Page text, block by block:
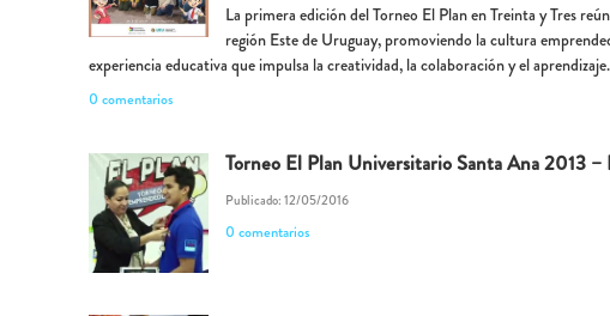
La primera edición del Torneo El Plan en Treinta y Tres
región Este de Uruguay, promoviendo la cultura
experiencia educativa que impulsa la creatividad, la colaboración y el aprendizaje.
0 comentarios
Torneo El Plan Universitario Santa Ana 2013 –
Publicado: 12/05/2016
0 comentarios